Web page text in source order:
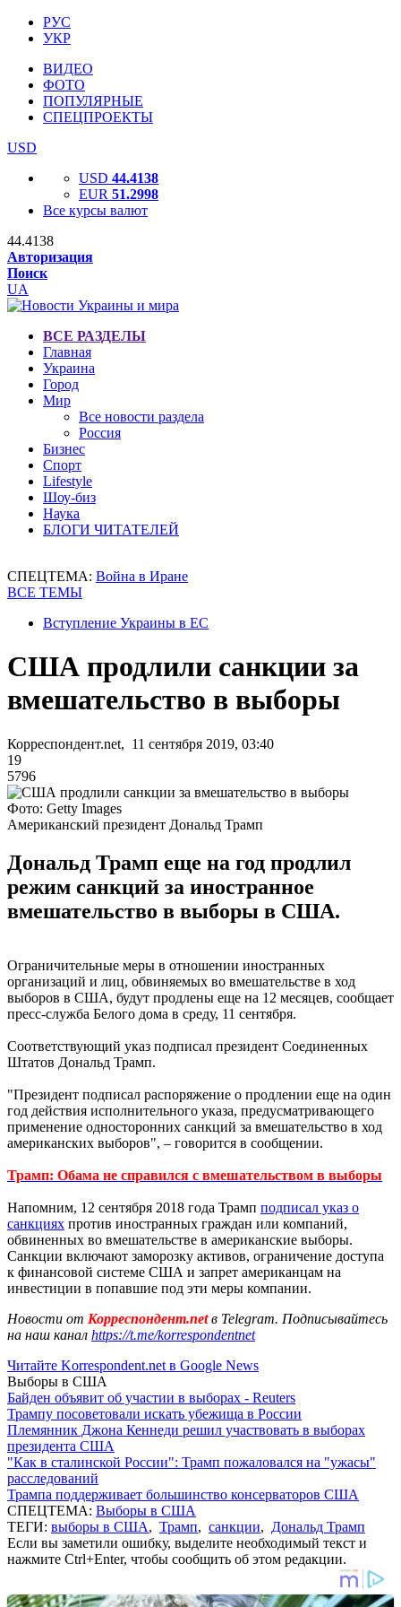
РУС
УКР
ВИДЕО
ФОТО
ПОПУЛЯРНЫЕ
СПЕЦПРОЕКТЫ
USD
USD 44.4138
EUR 51.2998
Все курсы валют
44.4138
Авторизация
Поиск
UA
ВСЕ РАЗДЕЛЫ
Главная
Украина
Город
Мир
Все новости раздела
Россия
Бизнес
Спорт
Lifestyle
Шоу-биз
Наука
БЛОГИ ЧИТАТЕЛЕЙ
СПЕЦТЕМА: Война в Иране
ВСЕ ТЕМЫ
Вступление Украины в ЕС
США продлили санкции за
вмешательство в выборы
Корреспондент.net, 11 сентября 2019, 03:40
19
5796
Фото: Getty Images
Американский президент Дональд Трамп
Дональд Трамп еще на год продлил
режим санкций за иностранное
вмешательство в выборы в США.
Ограничительные меры в отношении иностранных
организаций и лиц, обвиняемых во вмешательстве в ход
выборов в США, будут продлены еще на 12 месяцев, сообщает
пресс-служба Белого дома в среду, 11 сентября.
Соответствующий указ подписал президент Соединенных
Штатов Дональд Трамп.
"Президент подписал распоряжение о продлении еще на один
год действия исполнительного указа, предусматривающего
применение односторонних санкций за вмешательство в ход
американских выборов", – говорится в сообщении.
Трамп: Обама не справился с вмешательством в выборы
Напомним, 12 сентября 2018 года Трамп подписал указ о
санкциях против иностранных граждан или компаний,
обвиненных во вмешательстве в американские выборы.
Санкции включают заморозку активов, ограничение доступа
к финансовой системе США и запрет американцам на
инвестиции в попавшие под эти меры компании.
Новости от Корреспондент.netв Telegram. Подписывайтесь
на наш канал https://t.me/korrespondentnet
Читайте Korrespondent.net в Google News
Выборы в США
Байден объявит об участии в выборах - Reuters
Трампу посоветовали искать убежища в России
Племянник Джона Кеннеди решил участвовать в выборах
президента США
"Как в сталинской России": Трамп пожаловался на "ужасы"
расследований
Трампа поддерживает большинство консерваторов США
СПЕЦТЕМА: Выборы в США
ТЕГИ: выборы в США, Трамп, санкции, Дональд Трамп
Если вы заметили ошибку, выделите необходимый текст и
нажмите Ctrl+Enter, чтобы сообщить об этом редакции.